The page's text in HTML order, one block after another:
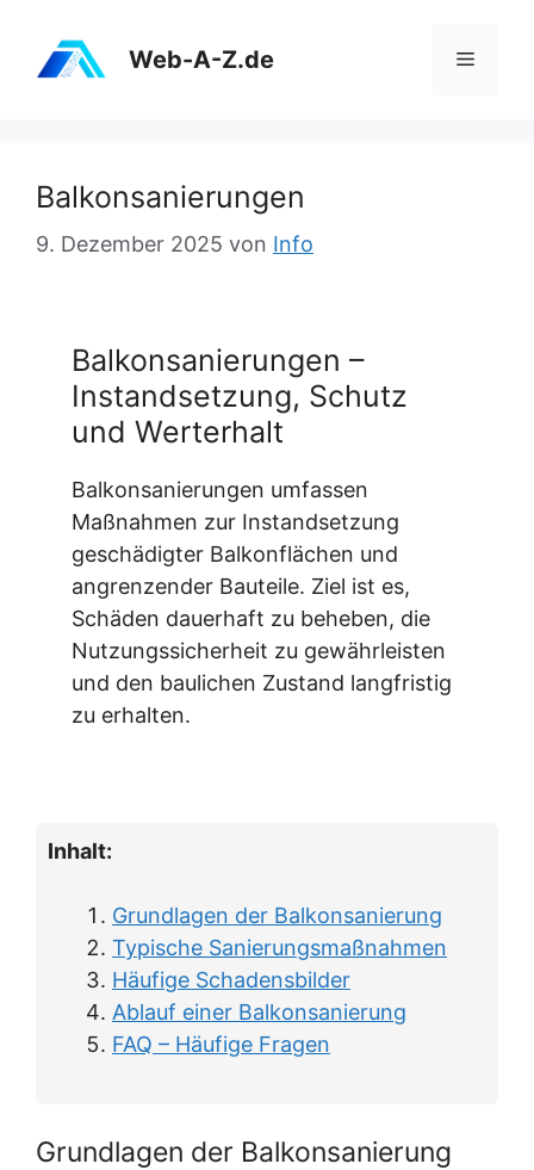
Inhalt
springen
Web-A-Z.de Menü
Balkonsanierungen
9. Dezember 2025 von Info
Balkonsanierungen –
Instandsetzung, Schutz
und Werterhalt
Balkonsanierungen umfassen
Maßnahmen zur Instandsetzung
geschädigter Balkonflächen und
angrenzender Bauteile. Ziel ist es,
Schäden dauerhaft zu beheben, die
Nutzungssicherheit zu gewährleisten
und den baulichen Zustand langfristig
zu erhalten.
Inhalt:
Grundlagen der Balkonsanierung
Typische Sanierungsmaßnahmen
Häufige Schadensbilder
Ablauf einer Balkonsanierung
FAQ – Häufige Fragen
Grundlagen der Balkonsanierung